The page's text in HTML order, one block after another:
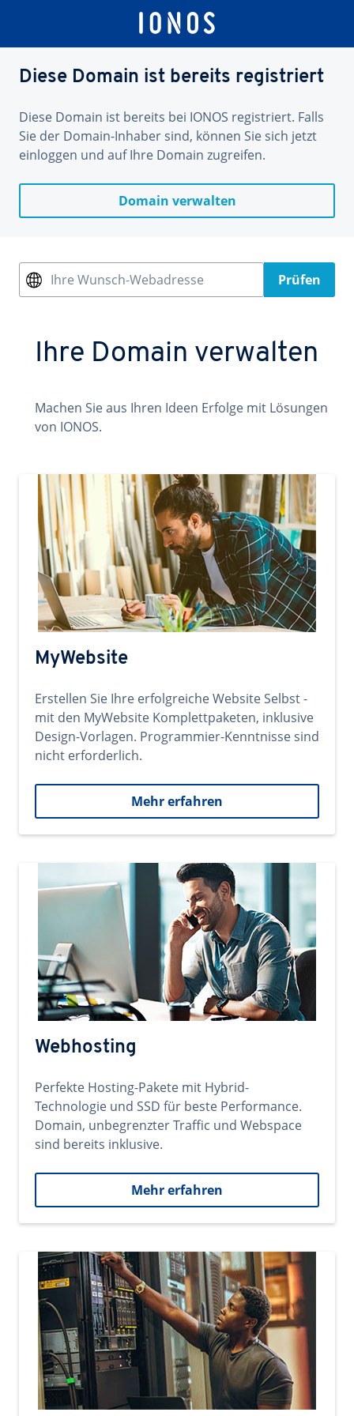
Diese Domain ist bereits registriert
Diese Domain ist bereits bei IONOS registriert. Falls
Sie der Domain-Inhaber sind, können Sie sich jetzt
einloggen und auf Ihre Domain zugreifen.
Domain verwalten
Ihre Wunsch-Webadresse Prüfen
Ihre Domain verwalten
Machen Sie aus Ihren Ideen Erfolge mit Lösungen
von IONOS.
MyWebsite
Erstellen Sie Ihre erfolgreiche Website Selbst -
mit den MyWebsite Komplettpaketen, inklusive
Design-Vorlagen. Programmier-Kenntnisse sind
nicht erforderlich.
Mehr erfahren
Webhosting
Perfekte Hosting-Pakete mit Hybrid-
Technologie und SSD für beste Performance.
Domain, unbegrenzter Traffic und Webspace
sind bereits inklusive.
Mehr erfahren